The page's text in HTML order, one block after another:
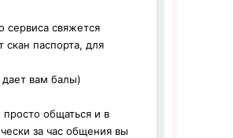
сервиса свяжется
паспорта, для
вам балы)
общаться и в
за час общения вы